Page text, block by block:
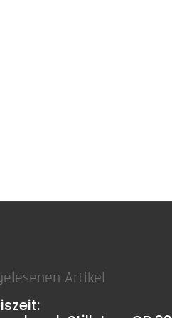
Artikel